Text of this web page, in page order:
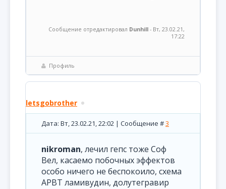
Сообщение отредактировал Dunhill - Вт, 23.02.21,
17:22
Профиль
letsgobrother
Дата: Вт, 23.02.21, 22:02 | Сообщение #3
nikroman, лечил гепс тоже Соф
Вел, касаемо побочных эффектов
особо ничего не беспокоило, схема
АРВТ ламивудин, долутегравир